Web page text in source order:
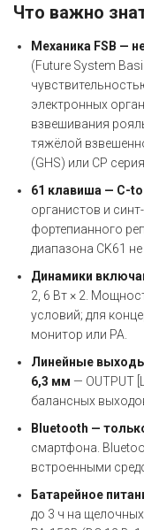
Что важно
Механика FSB —
(Future System
электронных
взвешивания
тяжёлой
(GHS) или CP серия.
61 клавиша — C-
органистов и
фортепианного
диапазона CK61 не
Динамики
2, 6 Вт × 2.
условий; для
монитор или PA.
Линейные
6,3 мм — OUTPUT
балансных
Bluetooth —
смартфона.
встроенными
Батарейное
до 3 ч на